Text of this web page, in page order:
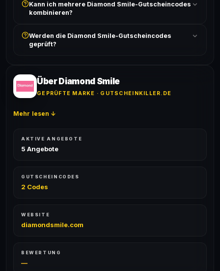
ist und ob der Code nicht für bereits reduzierte Artikel
gilt. Alle Bedingungen findest du unter „Details".
Kann ich mehrere Diamond Smile-Gutscheincodes
kombinieren?
akzeptiert. Die Kombination mehrerer Codes ist meist
ausgeschlossen, sofern die Angebotsbedingungen
Werden die Diamond Smile-Gutscheincodes
geprüft?
Erfolgsquote wird bei jedem Angebot angezeigt.
Über Diamond Smile
GEPRÜFTE MARKE · GUTSCHEINKILLER.DE
Mehr lesen ↓
AKTIVE ANGEBOTE
5 Angebote
GUTSCHEINCODES
2 Codes
WEBSITE
diamondsmile.com
BEWERTUNG
—